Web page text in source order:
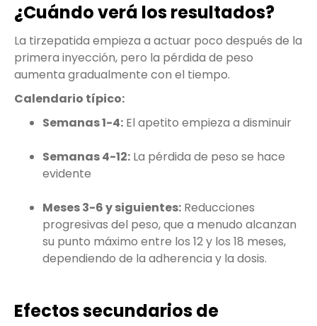
¿Cuándo verá los resultados?
La tirzepatida empieza a actuar poco después de la
primera inyección, pero la pérdida de peso
aumenta gradualmente con el tiempo.
Calendario típico:
Semanas 1-4: El apetito empieza a disminuir
Semanas 4-12: La pérdida de peso se hace
evidente
Meses 3-6 y siguientes: Reducciones
progresivas del peso, que a menudo alcanzan
su punto máximo entre los 12 y los 18 meses,
dependiendo de la adherencia y la dosis.
Efectos secundarios de